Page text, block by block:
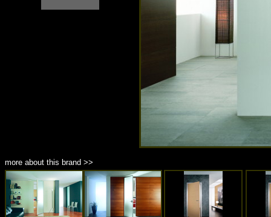
more about this brand >>